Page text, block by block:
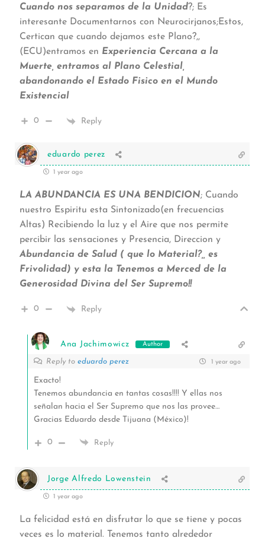
Cuando nos separamos de la Unidad?; Es
interesante Documentarnos con Neurocirjanos;Estos,
Certican que cuando dejamos este Plano?,,
(ECU)entramos en Experiencia Cercana a la
Muerte, entramos al Plano Celestial,
abandonando el Estado Fisico en el Mundo
Existencial
0 Reply
eduardo perez
1 year ago
LA ABUNDANCIA ES UNA BENDICION; Cuando
nuestro Espiritu esta Sintonizado(en frecuencias
Altas) Recibiendo la luz y el Aire que nos permite
percibir las sensaciones y Presencia, Direccion y
Abundancia de Salud ( que lo Material?,, es
Frivolidad) y esta la Tenemos a Merced de la
Generosidad Divina del Ser Supremo!!
0 Reply
Ana Jachimowicz Author
Reply to eduardo perez 1 year ago
Exacto!
Tenemos abundancia en tantas cosas!!!! Y ellas nos
señalan hacia el Ser Supremo que nos las provee…
Gracias Eduardo desde Tijuana (México)!
0 Reply
Jorge Alfredo Lowenstein
1 year ago
La felicidad está en disfrutar lo que se tiene y pocas
veces es lo material. Tenemos tanto alrededor